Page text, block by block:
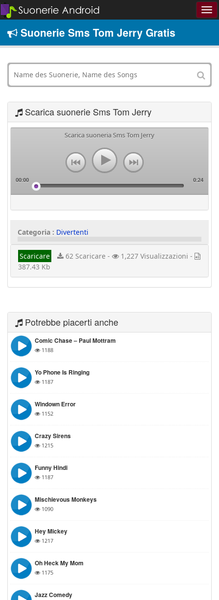
Suonerie Sms Tom Jerry Gratis
Scarica suonerie Sms Tom Jerry
Scarica suoneria Sms Tom Jerry
00:00 0:24
Categoria : Divertenti
Scaricare 62 Scaricare -
1,227 Visualizzazioni -
387.43 Kb
Potrebbe piacerti anche
Comic Chase – Paul Mottram
1188
Yo Phone Is Ringing
1187
Windown Error
1152
Crazy Sirens
1215
Funny Hindi
1187
Mischievous Monkeys
1090
Hey Mickey
1217
Oh Heck My Mom
1175
Jazz Comedy